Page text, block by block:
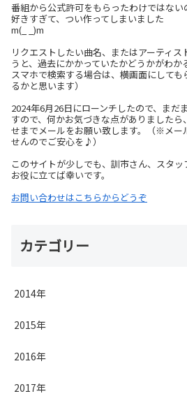
番組から公式許可をもらったわけではな
好きすぎて、つい作ってしまいました
m(_ _)m
リクエストしたい曲名、またはアーティ
うと、過去にかかっていたかどうかがわ
スマホで検索する場合は、横画面にして
るかと思います）
2024年6月26日にローンチしたので、まだ
すので、何かお気づきな点がありました
せまでメールをお願い致します。（※メー
せんのでご安心を♪）
このサイトが少しでも、訓市さん、スタ
お役に立てば幸いです。
お問い合わせはこちらからどうぞ
カテゴリー
2014年
2015年
2016年
2017年